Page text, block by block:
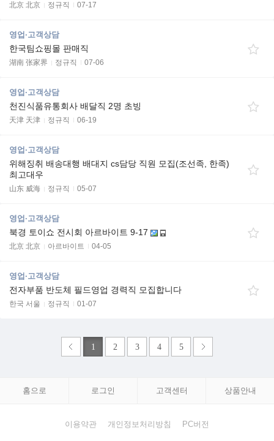
北京 北京 정규직 07-17
영업·고객상담
한국팀쇼핑몰 판매직
湖南 张家界 정규직 07-06
영업·고객상담
천진식품유통회사 배달직 2명 초빙
天津 天津 정규직 06-19
영업·고객상담
위해징취 배송대행 배대지 cs담당 직원 모집(조선족, 한족)
최고대우
山东 威海 정규직 05-07
영업·고객상담
북경 토이쇼 전시회 아르바이트 9-17
北京 北京 아르바이트 04-05
영업·고객상담
전자부품 반도체 필드영업 경력직 모집합니다
한국 서울 정규직 01-07
1 2 3 4 5
홈으로 로그인 고객센터 상품안내
이용약관 개인정보처리방침 PC버전